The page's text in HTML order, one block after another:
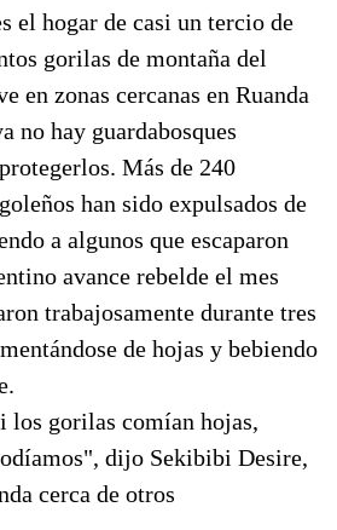
el hogar de casi un tercio de
gorilas de montaña del
en zonas cercanas en Ruanda
no hay guardabosques
Más de 240
han sido expulsados de
a algunos que escaparon
avance rebelde el mes
trabajosamente durante tres
de hojas y bebiendo
los gorilas comían hojas,
dijo Sekibibi Desire,
cerca de otros